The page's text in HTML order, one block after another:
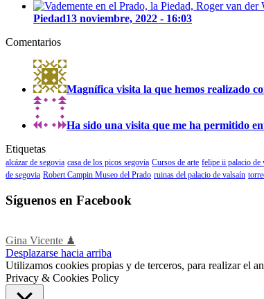
Piedad13 noviembre, 2022 - 16:03
Comentarios
Magnífica visita la que hemos realizado
Ha sido una visita que me ha permitido
Etiquetas
alcázar de segovia casa de los picos segovia Cursos de arte felipe ii palacio de
de segovia Robert Campin Museo del Prado ruinas del palacio de valsaín
Síguenos en Facebook
Gina Vicente ♟
Desplazarse hacia arriba
Utilizamos cookies propias y de terceros, para realizar el
Privacy & Cookies Policy